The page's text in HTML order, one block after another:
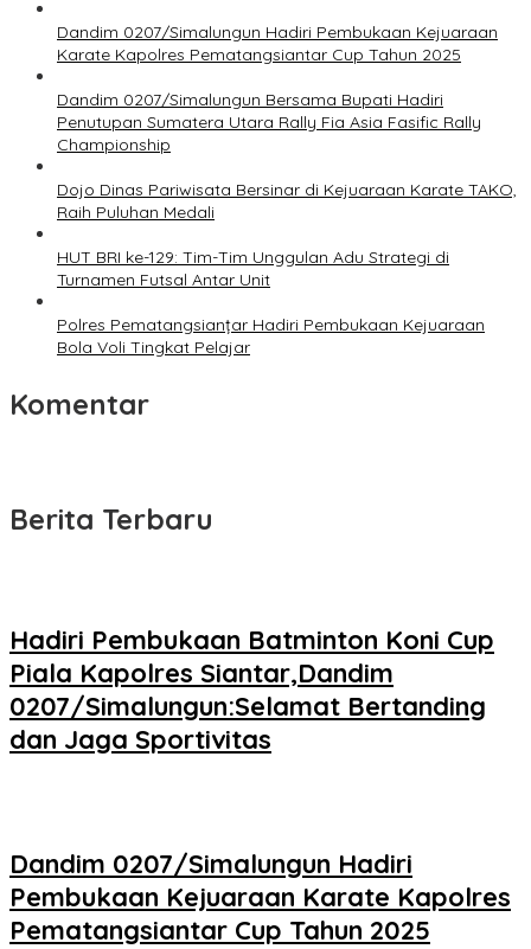
Dandim 0207/Simalungun Hadiri Pembukaan Kejuaraan
Karate Kapolres Pematangsiantar Cup Tahun 2025
Dandim 0207/Simalungun Bersama Bupati Hadiri
Penutupan Sumatera Utara Rally Fia Asia Fasific Rally
Championship
Dojo Dinas Pariwisata Bersinar di Kejuaraan Karate TAKO,
Raih Puluhan Medali
HUT BRI ke-129: Tim-Tim Unggulan Adu Strategi di
Turnamen Futsal Antar Unit
Polres Pematangsianțar Hadiri Pembukaan Kejuaraan
Bola Voli Tingkat Pelajar
Komentar
Berita Terbaru
Hadiri Pembukaan Batminton Koni Cup
Piala Kapolres Siantar,Dandim
0207/Simalungun:Selamat Bertanding
dan Jaga Sportivitas
Dandim 0207/Simalungun Hadiri
Pembukaan Kejuaraan Karate Kapolres
Pematangsiantar Cup Tahun 2025